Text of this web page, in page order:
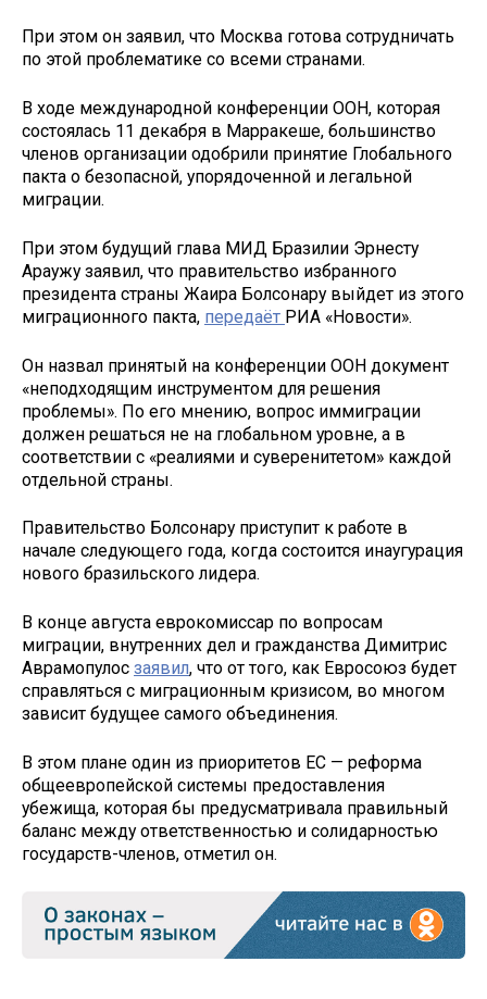
При этом он заявил, что Москва готова сотрудничать
по этой проблематике со всеми странами.
В ходе международной конференции ООН, которая
состоялась 11 декабря в Марракеше, большинство
членов организации одобрили принятие Глобального
пакта о безопасной, упорядоченной и легальной
миграции.
При этом будущий глава МИД Бразилии Эрнесту
Араужу заявил, что правительство избранного
президента страны Жаира Болсонару выйдет из этого
миграционного пакта, передаёт РИА «Новости».
Он назвал принятый на конференции ООН документ
«неподходящим инструментом для решения
проблемы». По его мнению, вопрос иммиграции
должен решаться не на глобальном уровне, а в
соответствии с «реалиями и суверенитетом» каждой
отдельной страны.
Правительство Болсонару приступит к работе в
начале следующего года, когда состоится инаугурация
нового бразильского лидера.
В конце августа еврокомиссар по вопросам
миграции, внутренних дел и гражданства Димитрис
Аврамопулос заявил, что от того, как Евросоюз будет
справляться с миграционным кризисом, во многом
зависит будущее самого объединения.
В этом плане один из приоритетов ЕС — реформа
общеевропейской системы предоставления
убежища, которая бы предусматривала правильный
баланс между ответственностью и солидарностью
государств-членов, отметил он.